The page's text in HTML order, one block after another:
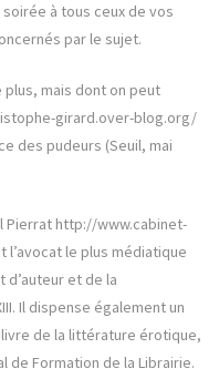
à tous ceux de vos
par le sujet.
plus, mais dont on peut
girard.over-blog.org/
des pudeurs (Seuil, mai
Pierrat http://www.cabinet-
le plus médiatique
d’auteur et de la
Il dispense également un
de la littérature érotique,
de Formation de la Librairie.